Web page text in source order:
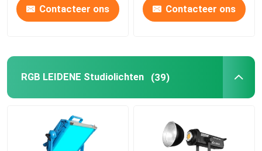
Contacteer ons Contacteer ons
RGB LEIDENE Studiolichten (39)